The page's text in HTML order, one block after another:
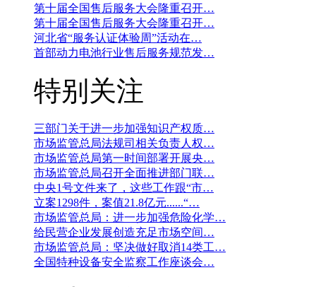
第十届全国售后服务大会隆重召开…
第十届全国售后服务大会隆重召开…
河北省“服务认证体验周”活动在…
首部动力电池行业售后服务规范发…
特别关注
三部门关于进一步加强知识产权质…
市场监管总局法规司相关负责人权…
市场监管总局第一时间部署开展央…
市场监管总局召开全面推进部门联…
中央1号文件来了，这些工作跟“市…
立案1298件，案值21.8亿元......“…
市场监管总局：进一步加强危险化学…
给民营企业发展创造充足市场空间…
市场监管总局：坚决做好取消14类工…
全国特种设备安全监察工作座谈会…